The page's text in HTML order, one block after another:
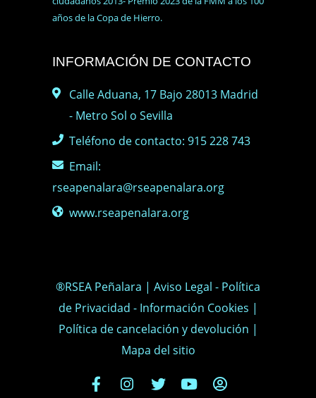
años de la Copa de Hierro.
INFORMACIÓN DE CONTACTO
Calle Aduana, 17 Bajo 28013 Madrid
- Metro Sol o Sevilla
Teléfono de contacto: 915 228 743
Email:
rseapenalara@rseapenalara.org
www.rseapenalara.org
®RSEA Peñalara | Aviso Legal - Política
de Privacidad - Información Cookies |
Política de cancelación y devolución |
Mapa del sitio